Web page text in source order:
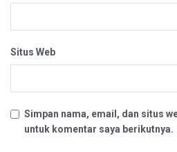
Situs Web
Simpan nama, email, dan situs
untuk komentar saya berikutnya.